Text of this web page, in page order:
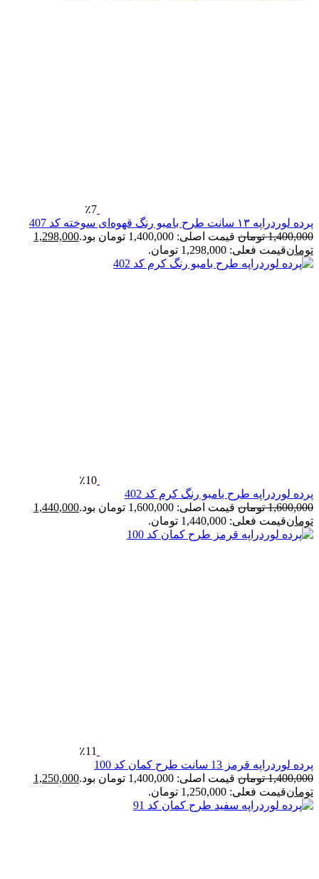
٪7
پرده لوردراپه ۱۳ سانت طرح بامبو رنگ قهوه‌ای سوخته کد 407
1,400,000 تومان قیمت اصلی: 1,400,000 تومان بود.
1,298,000
تومانقیمت فعلی: 1,298,000 تومان.
٪10
پرده لوردراپه طرح بامبو رنگ کرم کد 402
1,600,000 تومان قیمت اصلی: 1,600,000 تومان بود.
1,440,000
تومانقیمت فعلی: 1,440,000 تومان.
٪11
پرده لوردراپه قرمز 13 سانت طرح کمان کد 100
1,400,000 تومان قیمت اصلی: 1,400,000 تومان بود.
1,250,000
تومانقیمت فعلی: 1,250,000 تومان.